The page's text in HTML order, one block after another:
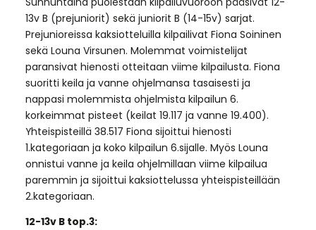
13v B (prejuniorit) sekä juniorit B (14-15v) sarjat.
Prejunioreissa kaksiotteluilla kilpailivat Fiona Soininen
sekä Louna Virsunen. Molemmat voimistelijat
paransivat hienosti otteitaan viime kilpailusta. Fiona
suoritti keila ja vanne ohjelmansa tasaisesti ja
nappasi molemmista ohjelmista kilpailun 6.
korkeimmat pisteet (keilat 19.117 ja vanne 19.400).
Yhteispisteillä 38.517 Fiona sijoittui hienosti
1.kategoriaan ja koko kilpailun 6.sijalle. Myös Louna
onnistui vanne ja keila ohjelmillaan viime kilpailua
paremmin ja sijoittui kaksiottelussa yhteispisteillään
2.kategoriaan.
12-13v B top.3: